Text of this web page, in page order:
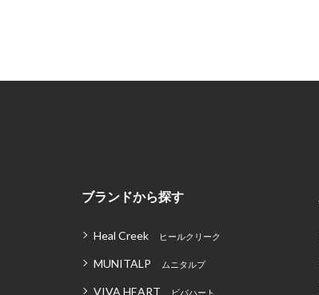
ブランドから探す
Heal Creek ヒールクリーク
MUNITALP ムニタルプ
VIVA HEART ビバハート